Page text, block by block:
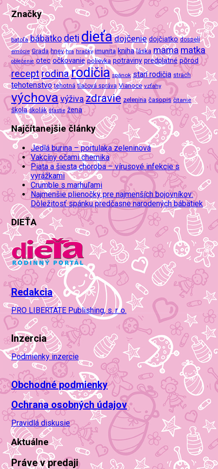
Značky
batoľa bábätko deti dieťa dojčenie dojčiatko dospelí
emócie Grada hnev hra hračky imunita kniha láska mama matka
oblečenie otec očkovanie polievka potraviny predplatné pôrod
recept rodinarodičia spánok starí rodičia strach
tehotenstvo tehotná tlačová správa Vianoce vzťahy
výchovavýživazdravie zelenina časopis čítanie
škola školák šťastie žena
Najčítanejšie články
Jedlá burina – portulaka zeleninová
Vakcíny očami chemika
Piata a šiesta choroba – vírusové infekcie s
vyrážkami
Crumble s marhuľami
Najmenšie plienočky pre najmenších bojovníkov:
Dôležitosť spánku predčasne narodených bábätiek
DIEŤA
Redakcia
PRO LIBERTATE Publishing, s. r. o.
Inzercia
Podmienky inzercie
Obchodné podmienky
Ochrana osobných údajov
Pravidlá diskusie
Aktuálne
Práve v predaji